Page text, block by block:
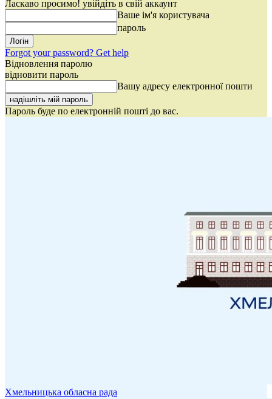
Ласкаво просимо! увійдіть в свій аккаунт
Ваше ім'я користувача
пароль
Forgot your password? Get help
Відновлення паролю
відновити пароль
Вашу адресу електронної пошти
Пароль буде по електронній пошті до вас.
Хмельницька обласна рада